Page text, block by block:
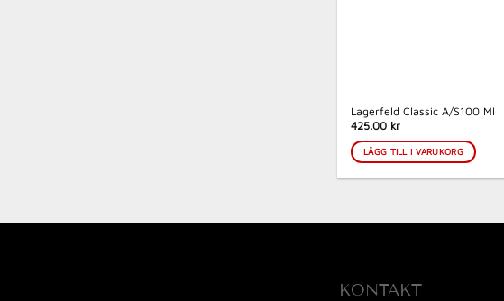
Lagerfeld Classic A/S100 Ml
425.00 kr
LÄGG TILL I VARUKORG
KONTAKT